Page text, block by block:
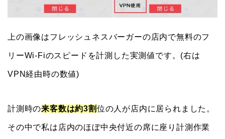
上の画像はフレッシュネスバーガーの店内で無料のフ
リーWi-Fiのスピードを計測した実測値です。(右は
VPN経由時の数値)
計測時の来客数は約3割位の人が店内に居られました。
その中で私は店内のほぼ中央付近の席に座り計測作業